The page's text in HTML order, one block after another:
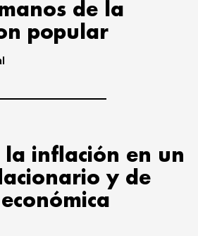
de la
popular
la inflación en un
y de